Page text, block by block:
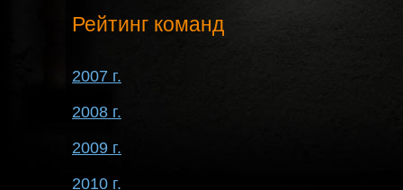
Рейтинг команд
2007 г.
2008 г.
2009 г.
2010 г.